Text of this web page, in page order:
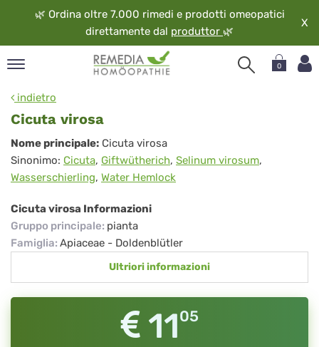
🌿 Ordina oltre 7.000 rimedi e prodotti omeopatici
direttamente dal produttor 🌿
X
0
indietro
Cicuta virosa
Cicuta
virosa
Nome principale: Cicuta virosa
Sinonimo: Cicuta, Giftwütherich, Selinum virosum,
Wasserschierling, Water Hemlock
Cicuta virosa Informazioni
Gruppo principale: pianta
Famiglia: Apiaceae - Doldenblütler
Ultriori informazioni
1105